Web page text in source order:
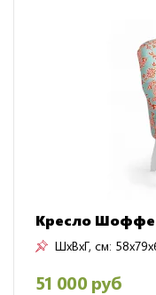
Кресло
ШxВxГ, см:
51 000 руб